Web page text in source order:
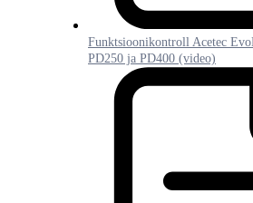
Funktsioonikontroll Acetec
PD250 ja PD400 (video)